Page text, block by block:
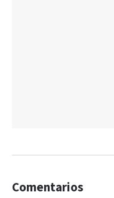
Comentarios